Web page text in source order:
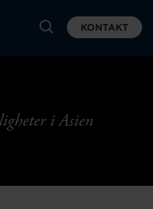
KONTAKT
i Asien